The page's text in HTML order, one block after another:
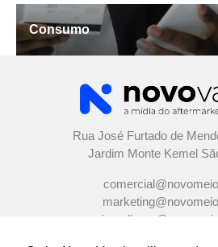
Consumo
Rua José Furtado de
Jardim Monte Kemel